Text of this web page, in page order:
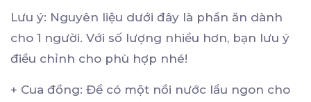
Lưu ý: Nguyên liệu dưới đây là phần ăn dành
cho 1 người. Với số lượng nhiều hơn, bạn lưu ý
điều chỉnh cho phù hợp nhé!
+ Cua đồng: Để có một nồi nước lẩu ngon cho